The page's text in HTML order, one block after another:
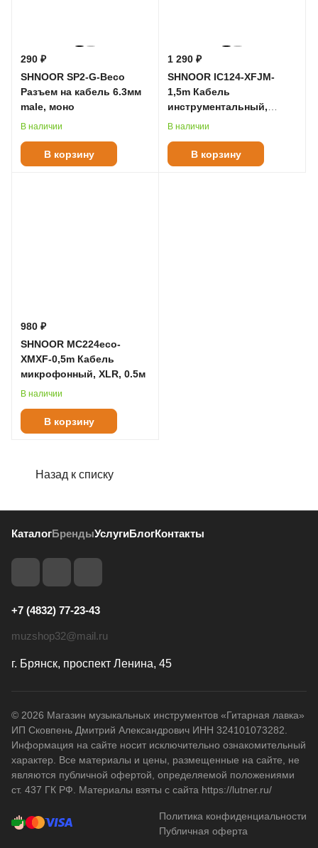
290 ₽
SHNOOR SP2-G-Beco
Разъем на кабель 6.3мм
male, моно
В наличии
В корзину
1 290 ₽
SHNOOR IC124-XFJM-
1,5m Кабель
инструментальный,
XLRF-6.35мм моно, 1.5м
В наличии
В корзину
980 ₽
SHNOOR MC224eco-
XMXF-0,5m Кабель
микрофонный, XLR, 0.5м
В наличии
В корзину
Назад к списку
КаталогБрендыУслугиБлогКонтакты
+7 (4832) 77-23-43
muzshop32@mail.ru
г. Брянск, проспект Ленина, 45
© 2026 Магазин музыкальных инструментов «Гитарная лавка»
ИП Сковпень Дмитрий Александрович ИНН 324101073282.
Информация на сайте носит исключительно ознакомительный
характер. Все материалы и цены, размещенные на сайте, не
являются публичной офертой, определяемой положениями
ст. 437 ГК РФ. Материалы взяты с сайта https://lutner.ru/
Политика конфиденциальности
Публичная оферта